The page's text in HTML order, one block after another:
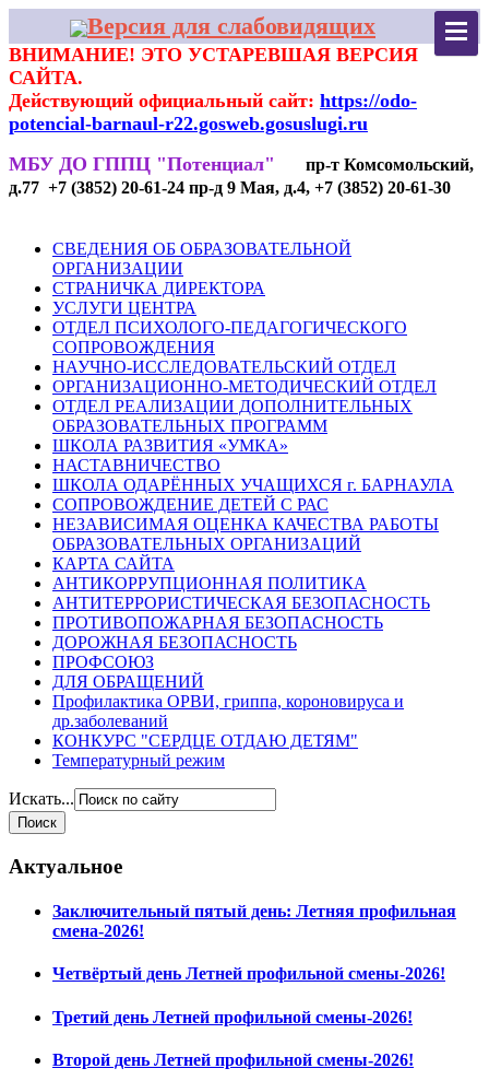
Версия для слабовидящих
ВНИМАНИЕ! ЭТО УСТАРЕВШАЯ ВЕРСИЯ
САЙТА.
Действующий официальный сайт: https://odo-
potencial-barnaul-r22.gosweb.gosuslugi.ru
МБУ ДО ГППЦ "Потенциал"
пр-т Комсомольский,
д.77 +7 (3852) 20-61-24 пр-д 9 Мая, д.4, +7 (3852) 20-61-30
СВЕДЕНИЯ ОБ ОБРАЗОВАТЕЛЬНОЙ
ОРГАНИЗАЦИИ
СТРАНИЧКА ДИРЕКТОРА
УСЛУГИ ЦЕНТРА
ОТДЕЛ ПСИХОЛОГО-ПЕДАГОГИЧЕСКОГО
СОПРОВОЖДЕНИЯ
НАУЧНО-ИССЛЕДОВАТЕЛЬСКИЙ ОТДЕЛ
ОРГАНИЗАЦИОННО-МЕТОДИЧЕСКИЙ ОТДЕЛ
ОТДЕЛ РЕАЛИЗАЦИИ ДОПОЛНИТЕЛЬНЫХ
ОБРАЗОВАТЕЛЬНЫХ ПРОГРАММ
ШКОЛА РАЗВИТИЯ «УМКА»
НАСТАВНИЧЕСТВО
ШКОЛА ОДАРЁННЫХ УЧАЩИХСЯ г. БАРНАУЛА
СОПРОВОЖДЕНИЕ ДЕТЕЙ С РАС
НЕЗАВИСИМАЯ ОЦЕНКА КАЧЕСТВА РАБОТЫ
ОБРАЗОВАТЕЛЬНЫХ ОРГАНИЗАЦИЙ
КАРТА САЙТА
АНТИКОРРУПЦИОННАЯ ПОЛИТИКА
АНТИТЕРРОРИСТИЧЕСКАЯ БЕЗОПАСНОСТЬ
ПРОТИВОПОЖАРНАЯ БЕЗОПАСНОСТЬ
ДОРОЖНАЯ БЕЗОПАСНОСТЬ
ПРОФСОЮЗ
ДЛЯ ОБРАЩЕНИЙ
Профилактика ОРВИ, гриппа, короновируса и
др.заболеваний
КОНКУРС "СЕРДЦЕ ОТДАЮ ДЕТЯМ"
Температурный режим
Искать...
Актуальное
Заключительный пятый день: Летняя профильная
смена-2026!
Четвёртый день Летней профильной смены-2026!
Третий день Летней профильной смены-2026!
Второй день Летней профильной смены-2026!